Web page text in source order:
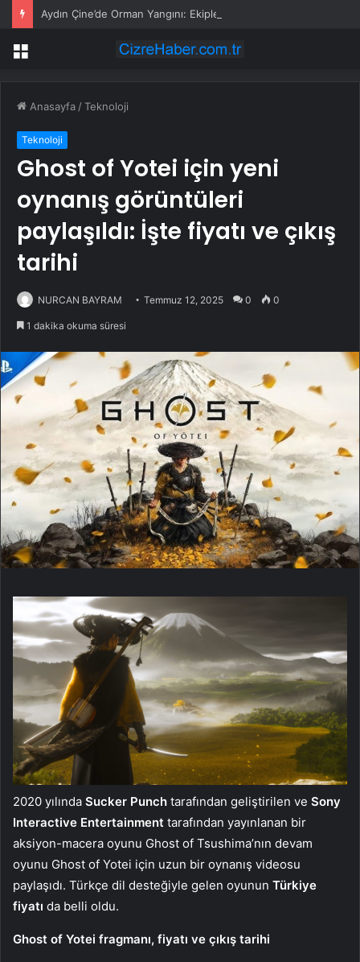
Menü
Anasayfa /Teknoloji
Teknoloji
Ghost of Yotei için yeni
oynanış görüntüleri
paylaşıldı: İşte fiyatı ve çıkış
tarihi
NURCAN BAYRAM Temmuz 12, 2025 0 0
1 dakika okuma süresi
2020 yılında Sucker Punch tarafından geliştirilen ve Sony
Interactive Entertainment tarafından yayınlanan bir
aksiyon-macera oyunu Ghost of Tsushima’nın devam
oyunu Ghost of Yotei için uzun bir oynanış videosu
paylaşıdı. Türkçe dil desteğiyle gelen oyunun Türkiye
fiyatı da belli oldu.
Ghost of Yotei fragmanı, fiyatı ve çıkış tarihi